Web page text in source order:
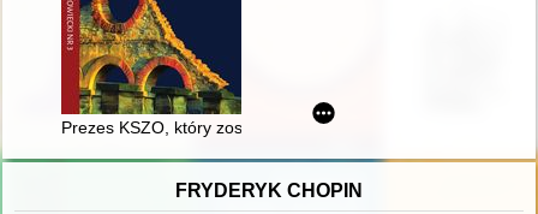
Prezes KSZO, który został misjonarzem
FRYDERYK CHOPIN